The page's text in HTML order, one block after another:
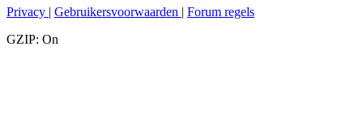
Privacy | Gebruikersvoorwaarden | Forum regels
GZIP: On